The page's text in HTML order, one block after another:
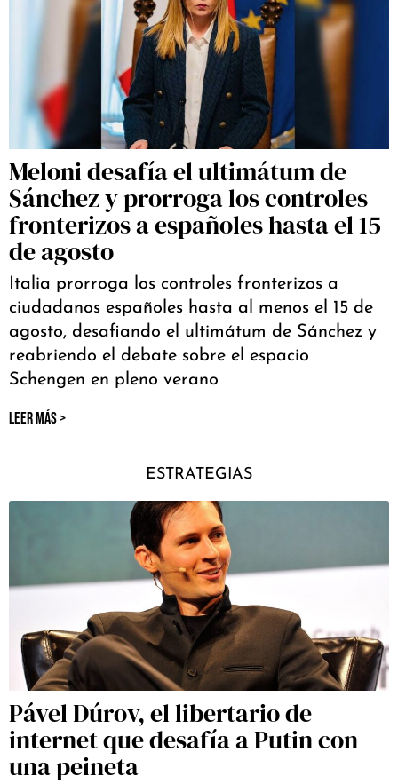
Meloni desafía el ultimátum de
Sánchez y prorroga los controles
fronterizos a españoles hasta el 15
de agosto
Italia prorroga los controles fronterizos a
ciudadanos españoles hasta al menos el 15 de
agosto, desafiando el ultimátum de Sánchez y
reabriendo el debate sobre el espacio
Schengen en pleno verano
LEER MÁS >
ESTRATEGIAS
Pável Dúrov, el libertario de
internet que desafía a Putin con
una peineta